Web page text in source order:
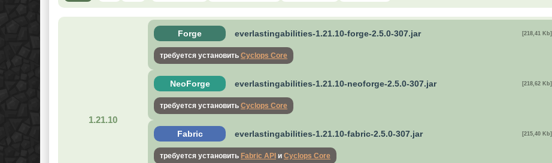
1.21.10
Forge everlastingabilities-1.21.10-forge-2.5.0-307.jar [218,41 Kb]
требуется установить Cyclops Core
NeoForge everlastingabilities-1.21.10-neoforge-2.5.0-307.jar [218,62 Kb]
требуется установить Cyclops Core
Fabric everlastingabilities-1.21.10-fabric-2.5.0-307.jar [215,40 Kb]
требуется установить Fabric API и Cyclops Core